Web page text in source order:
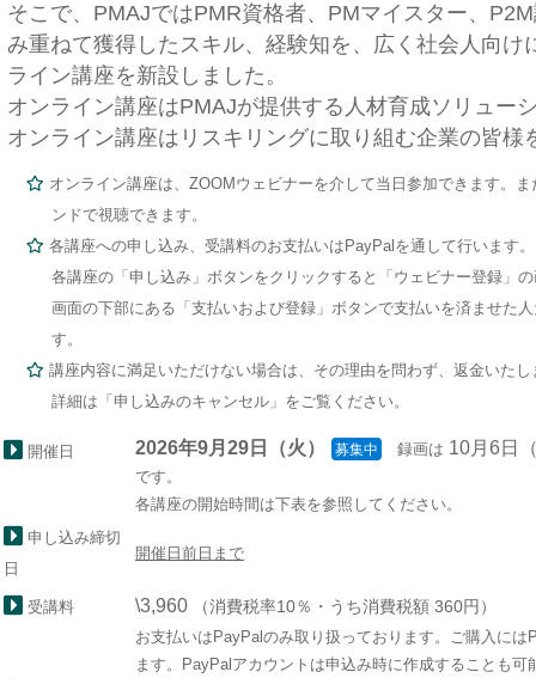
そこで、PMAJではPMR資格者、PMマイスター、
み重ねて獲得したスキル、経験知を、広く社会人向け
ライン講座を新設しました。
オンライン講座はPMAJが提供する人材育成ソリュー
オンライン講座はリスキリングに取り組む企業の皆様
オンライン講座は、ZOOMウェビナーを介して当日参加できます。
ンドで視聴できます。
各講座への申し込み、受講料のお支払いはPayPalを通して行います。
各講座の「申し込み」ボタンをクリックすると「ウェビナー登録」
画面の下部にある「支払いおよび登録」ボタンで支払いを済ませた
す。
講座内容に満足いただけない場合は、その理由を問わず、返金いたし
詳細は「申し込みのキャンセル」をご覧ください。
開催日 2026年9月29日（火） 募集中 録画は 10月6日
です。
各講座の開始時間は下表を参照してください。
申し込み締切
日
開催日前日まで
受講料 \3,960 （消費税率10％・うち消費税額 360円）
お支払いはPayPalのみ取り扱っております。ご購入に
ます。PayPalアカウントは申込み時に作成することも可